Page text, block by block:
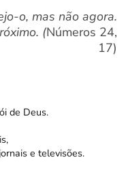
o, mas não agora.
(Números 24,
17)
de Deus.
e televisões.